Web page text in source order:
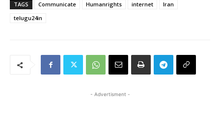
TAGS Communicate Humanrights internet
Iran
telugu24in
- Advertisment -